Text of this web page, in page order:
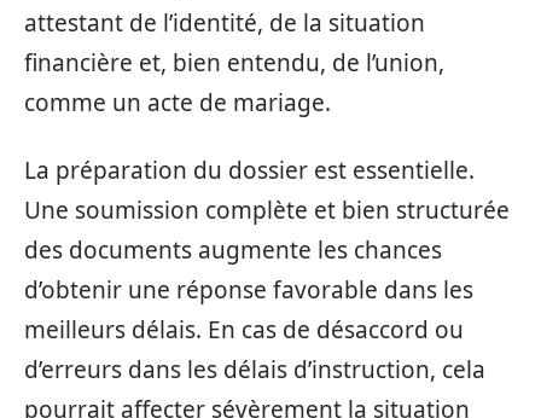
attestant de l’identité, de la situation
financière et, bien entendu, de l’union,
comme un acte de mariage.
La préparation du dossier est essentielle.
Une soumission complète et bien structurée
des documents augmente les chances
d’obtenir une réponse favorable dans les
meilleurs délais. En cas de désaccord ou
d’erreurs dans les délais d’instruction, cela
pourrait affecter sévèrement la situation